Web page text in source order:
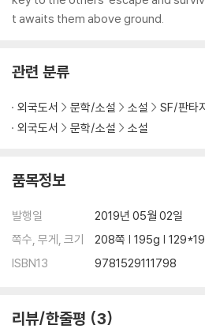
t awaits them above ground.
관련 분류
외국도서 문학/소설 소설
SF/판타
외국도서
문학/소설 소설
품목정보
발행일
2019년 05월 02일
쪽수, 무게, 크기
208쪽 | 195g |
ISBN13
9781529111798
리뷰/한줄평 3